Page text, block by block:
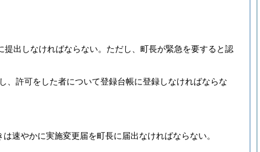
提出しなければならない。ただし、町長が緊急を要すると認
許可をした者について登録台帳に登録しなければならな
速やかに実施変更届を町長に届出なければならない。